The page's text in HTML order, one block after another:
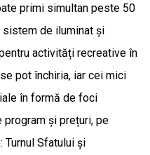
primi simultan peste 50
sistem de iluminat și
activități recreative în
pot închiria, iar cei mici
în formă de foci
și prețuri, pe
Turnul Sfatului și